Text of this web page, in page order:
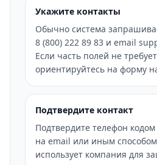
Укажите контакты
Обычно система
8 (800) 222 89 83 и email
Если часть полей не
ориентируйтесь на форму
Подтвердите контакт
Подтвердите телефон
на email или иным
использует компания для